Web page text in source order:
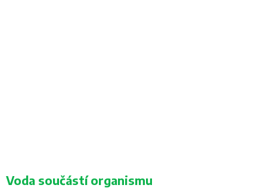
Voda součástí organismu